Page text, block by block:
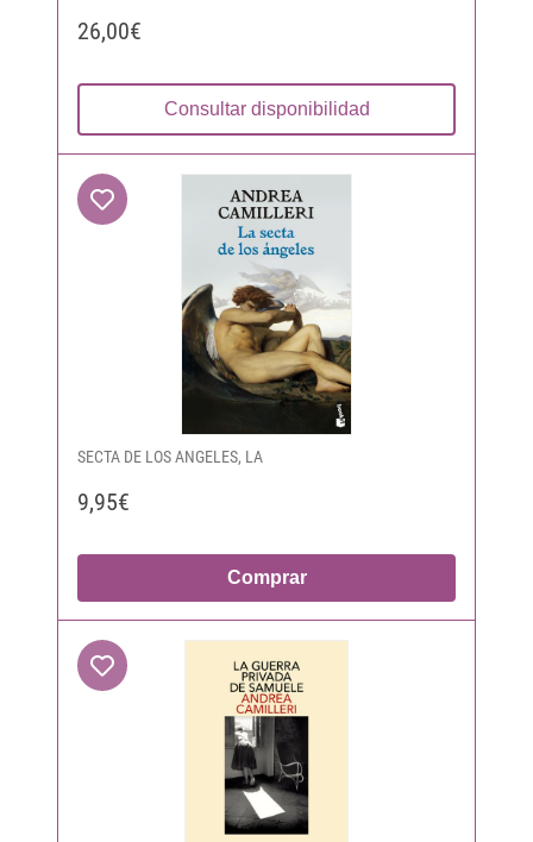
26,00€
Consultar disponibilidad
SECTA DE LOS ANGELES, LA
9,95€
Comprar